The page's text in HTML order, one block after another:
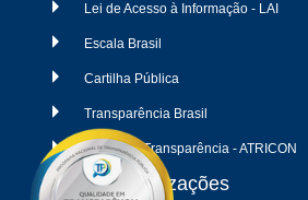
Lei de Acesso à Informação - LAI
Escala Brasil
Cartilha Pública
Transparência Brasil
Radar da Transparência - ATRICON
Últimas atualizações